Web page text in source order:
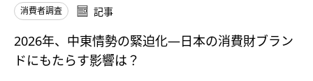
消費者調査
記事
2026年、中東情勢の緊迫化—日本の消費財ブラン
ドにもたらす影響は？